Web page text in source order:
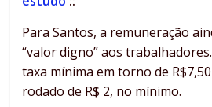
Para Santos, a remuneração
“valor digno” aos
taxa mínima em torno de
rodado de R$ 2, no mínimo.